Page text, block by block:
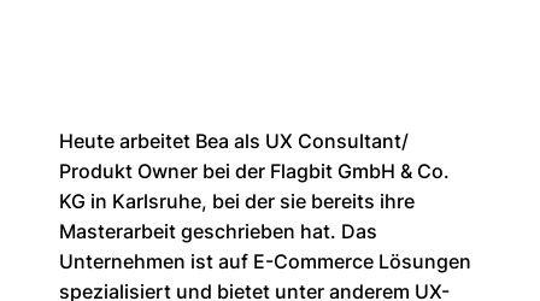
Heute arbeitet Bea als UX Consultant/
Produkt Owner bei der Flagbit GmbH & Co.
KG in Karlsruhe, bei der sie bereits ihre
Masterarbeit geschrieben hat. Das
Unternehmen ist auf E-Commerce Lösungen
spezialisiert und bietet unter anderem UX-